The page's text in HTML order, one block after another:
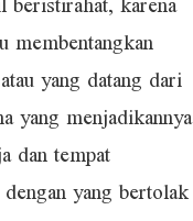
yang datang dari
yang menjadikannya
dan tempat
yang bertolak